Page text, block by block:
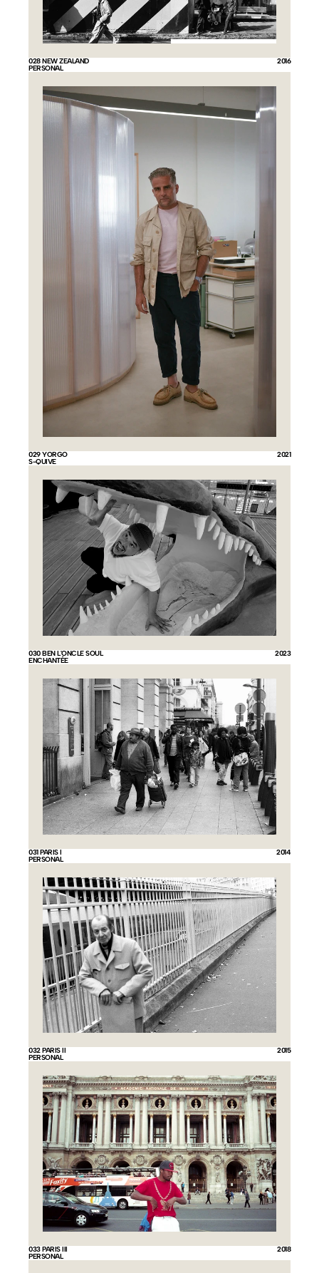
028 NEW ZEALAND
PERSONAL
2016
029 YORGO
S-QUIVE
2021
030 BEN L'ONCLE SOUL
ENCHANTÉE
2023
031 PARIS I
PERSONAL
2014
032 PARIS II
PERSONAL
2015
033 PARIS III
PERSONAL
2018